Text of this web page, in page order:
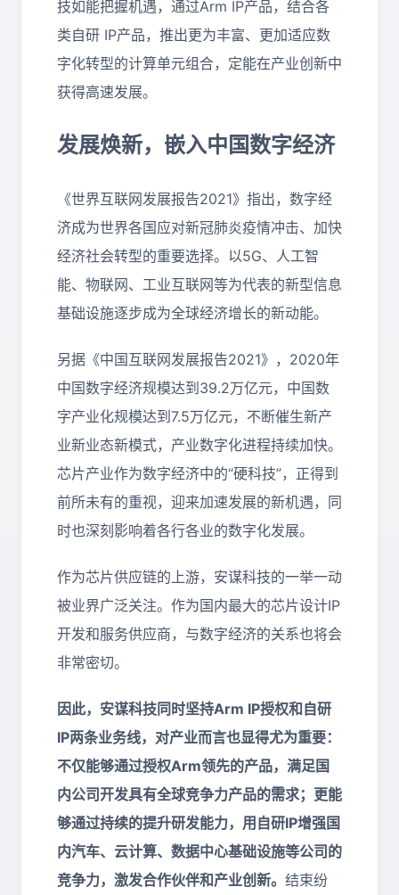
技如能把握机遇，通过Arm IP产品，结合各
类自研 IP产品，推出更为丰富、更加适应数
字化转型的计算单元组合，定能在产业创新中
获得高速发展。
发展焕新，嵌入中国数字经济
《世界互联网发展报告2021》指出，数字经
济成为世界各国应对新冠肺炎疫情冲击、加快
经济社会转型的重要选择。以5G、人工智
能、物联网、工业互联网等为代表的新型信息
基础设施逐步成为全球经济增长的新动能。
另据《中国互联网发展报告2021》，2020年
中国数字经济规模达到39.2万亿元，中国数
字产业化规模达到7.5万亿元，不断催生新产
业新业态新模式，产业数字化进程持续加快。
芯片产业作为数字经济中的“硬科技”，正得到
前所未有的重视，迎来加速发展的新机遇，同
时也深刻影响着各行各业的数字化发展。
作为芯片供应链的上游，安谋科技的一举一动
被业界广泛关注。作为国内最大的芯片设计IP
开发和服务供应商，与数字经济的关系也将会
非常密切。
因此，安谋科技同时坚持Arm IP授权和自研
IP两条业务线，对产业而言也显得尤为重要：
不仅能够通过授权Arm领先的产品，满足国
内公司开发具有全球竞争力产品的需求；更能
够通过持续的提升研发能力，用自研IP增强国
内汽车、云计算、数据中心基础设施等公司的
竞争力，激发合作伙伴和产业创新。 结束纷